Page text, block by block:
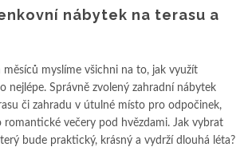
nábytek na terasu a
myslíme všichni na to, jak využít
nejlépe. Správně zvolený zahradní nábytek
či zahradu v útulné místo pro odpočinek,
romantické večery pod hvězdami. Jak vybrat
bude praktický, krásný a vydrží dlouhá léta?